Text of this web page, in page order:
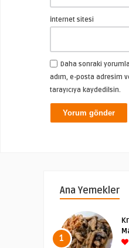
İnternet sitesi
Daha sonraki
adım, e-posta adresim
tarayıcıya kaydedilsin.
Ana Yemekler
1